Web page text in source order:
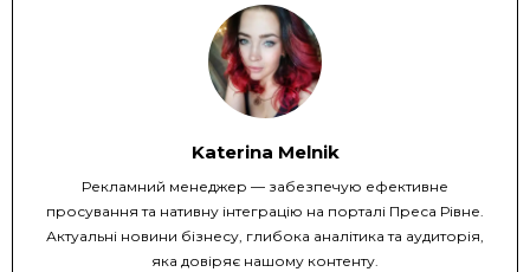
Katerina Melnik
Рекламний менеджер — забезпечую ефективне
просування та нативну інтеграцію на порталі Преса Рівне.
Актуальні новини бізнесу, глибока аналітика та аудиторія,
яка довіряє нашому контенту.